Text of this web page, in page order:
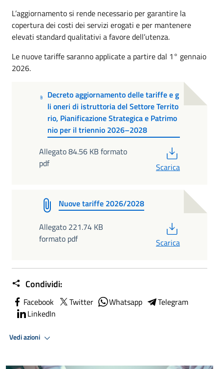
L’aggiornamento si rende necessario per garantire la
copertura dei costi dei servizi erogati e per mantenere
elevati standard qualitativi a favore dell’utenza.
Le nuove tariffe saranno applicate a partire dal 1° gennaio
2026.
Decreto aggiornamento delle tariffe e g
li oneri di istruttoria del Settore Territo
rio, Pianificazione Strategica e Patrimo
nio per il triennio 2026–2028
Allegato 84.56 KB formato
pdf
Scarica
Nuove tariffe 2026/2028
Allegato 221.74 KB
formato pdf
Scarica
Condividi:
Facebook Twitter Whatsapp
Telegram
LinkedIn
Vedi azioni